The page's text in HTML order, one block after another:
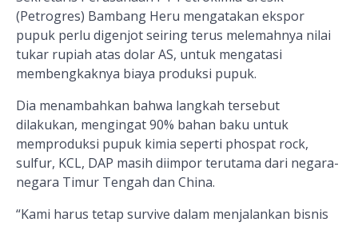
(Petrogres) Bambang Heru mengatakan ekspor
pupuk perlu digenjot seiring terus melemahnya nilai
tukar rupiah atas dolar AS, untuk mengatasi
membengkaknya biaya produksi pupuk.
Dia menambahkan bahwa langkah tersebut
dilakukan, mengingat 90% bahan baku untuk
memproduksi pupuk kimia seperti phospat rock,
sulfur, KCL, DAP masih diimpor terutama dari negara-
negara Timur Tengah dan China.
“Kami harus tetap survive dalam menjalankan bisnis